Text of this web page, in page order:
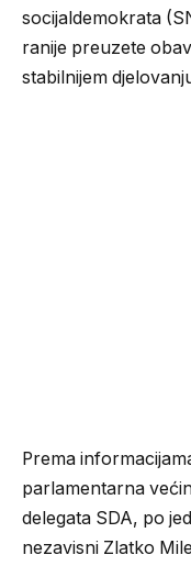
socijaldemokrata
ranije preuzete
stabilnijem
Prema
parlamentarna
delegata SDA, po
nezavisni Zlatko